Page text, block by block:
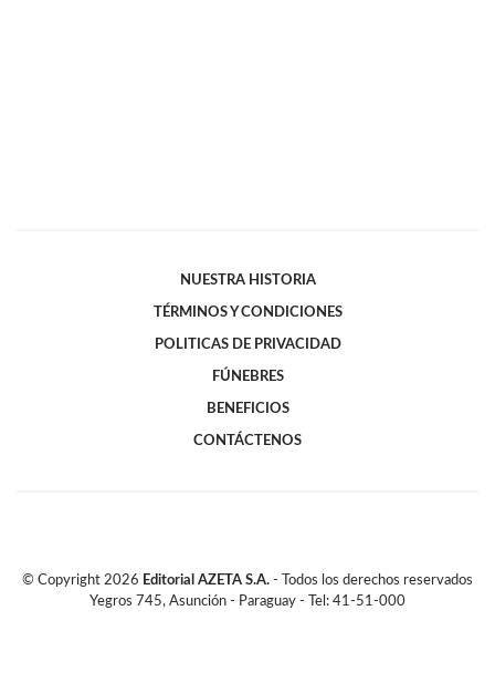
NUESTRA HISTORIA
TÉRMINOS Y CONDICIONES
POLITICAS DE PRIVACIDAD
FÚNEBRES
BENEFICIOS
CONTÁCTENOS
© Copyright 2026 Editorial AZETA S.A. - Todos los derechos reservados
Yegros 745, Asunción - Paraguay - Tel: 41-51-000